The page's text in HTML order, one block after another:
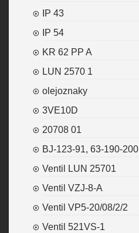
IP 43
IP 54
KR 62 PP A
LUN 2570 1
olejoznaky
3VE10D
20708 01
BJ-123-91, 63-190-200
Ventil LUN 25701
Ventil VZJ-8-A
Ventil VP5-20/08/2/2
Ventil 521VS-1